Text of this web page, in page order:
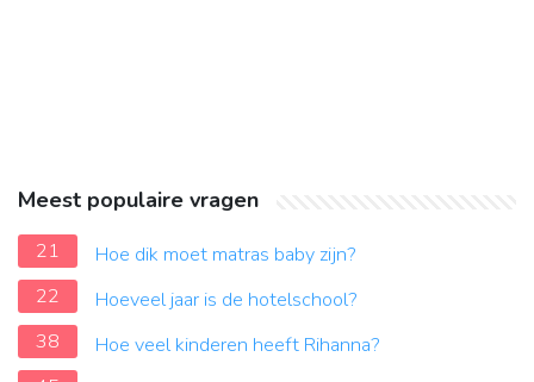
Meest populaire vragen
21
Hoe dik moet matras baby zijn?
22
Hoeveel jaar is de hotelschool?
38
Hoe veel kinderen heeft Rihanna?